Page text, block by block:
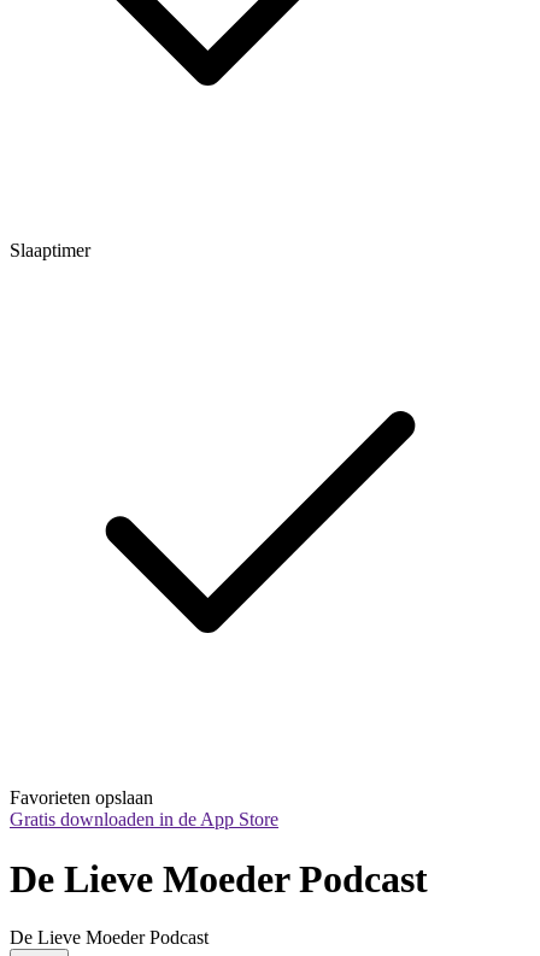
Slaaptimer
Favorieten opslaan
Gratis downloaden in de App Store
De Lieve Moeder Podcast
De Lieve Moeder Podcast